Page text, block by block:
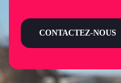
CONTACTEZ-NOUS